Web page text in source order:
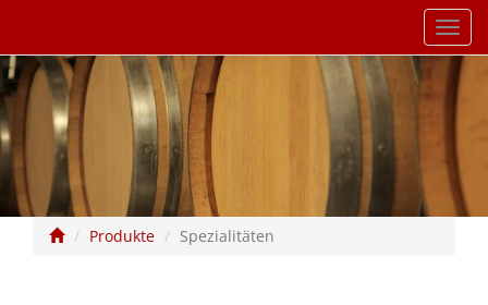
Produkte Spezialitäten